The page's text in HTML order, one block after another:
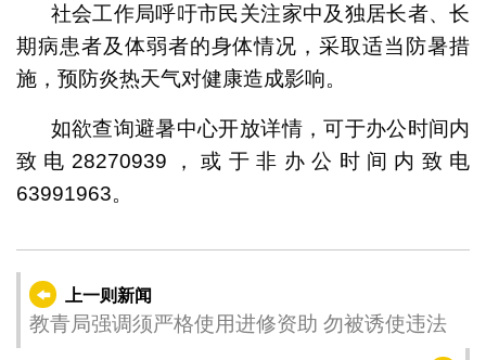
社会工作局呼吁市民关注家中及独居长者、长
期病患者及体弱者的身体情况，采取适当防暑措
施，预防炎热天气对健康造成影响。
如欲查询避暑中心开放详情，可于办公时间内
致电28270939，或于非办公时间内致电
63991963。
上一则新闻
教青局强调须严格使用进修资助 勿被诱使违法